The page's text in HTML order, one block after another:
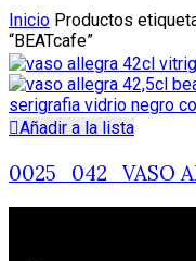
Inicio Productos
“BEATcafe”
Añadir a la lista
0025_042_VASO